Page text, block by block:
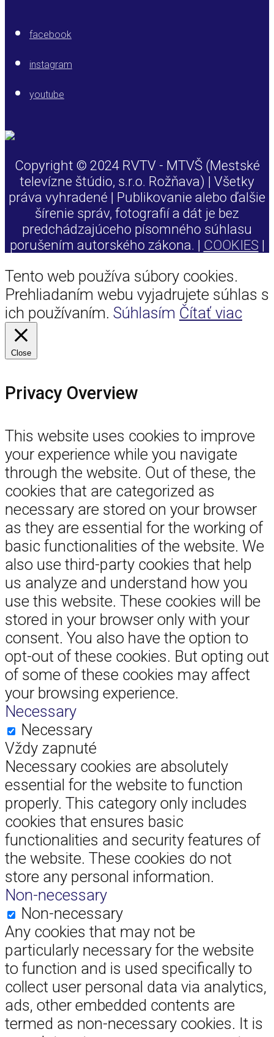
facebook
instagram
youtube
Copyright © 2024 RVTV - MTVŠ (Mestské
televízne štúdio, s.r.o. Rožňava) | Všetky
práva vyhradené | Publikovanie alebo ďalšie
šírenie správ, fotografií a dát je bez
predchádzajúceho písomného súhlasu
porušením autorského zákona. | COOKIES |
Tento web používa súbory cookies.
Prehliadaním webu vyjadrujete súhlas s
ich používaním. Súhlasím Čítať viac
Close
Privacy Overview
This website uses cookies to improve
your experience while you navigate
through the website. Out of these, the
cookies that are categorized as
necessary are stored on your browser
as they are essential for the working of
basic functionalities of the website. We
also use third-party cookies that help
us analyze and understand how you
use this website. These cookies will be
stored in your browser only with your
consent. You also have the option to
opt-out of these cookies. But opting out
of some of these cookies may affect
your browsing experience.
Necessary
Necessary
Vždy zapnuté
Necessary cookies are absolutely
essential for the website to function
properly. This category only includes
cookies that ensures basic
functionalities and security features of
the website. These cookies do not
store any personal information.
Non-necessary
Non-necessary
Any cookies that may not be
particularly necessary for the website
to function and is used specifically to
collect user personal data via analytics,
ads, other embedded contents are
termed as non-necessary cookies. It is